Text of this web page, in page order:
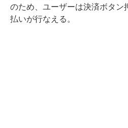
のため、ユーザーは決済ボタン
払いが行なえる。